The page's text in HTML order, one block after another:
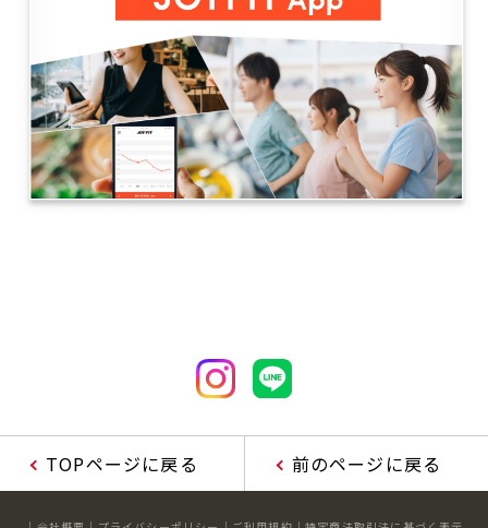
TOPページに戻る 前のページに戻る